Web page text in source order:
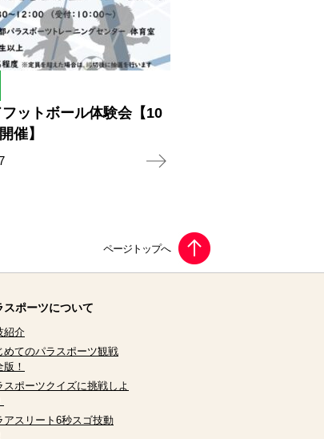
ットボール体験会【10
開催】
スポーツについて
紹介
めてのパラスポーツ観戦
！
スポーツクイズに挑戦しよ
アスリート6秒スゴ技動